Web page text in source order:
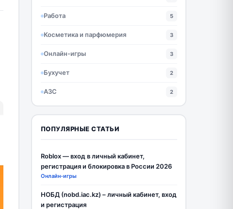
Работа 5
Косметика и парфюмерия 3
Онлайн-игры 3
Бухучет 2
АЗС 2
ПОПУЛЯРНЫЕ СТАТЬИ
Roblox — вход в личный кабинет,
регистрация и блокировка в России 2026
Онлайн-игры
НОБД (nobd.iac.kz) – личный кабинет, вход
и регистрация